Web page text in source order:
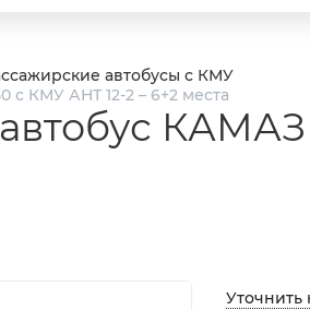
автобусы с КМУ
с КМУ АНТ 12-2 – 6+2 места
Уточнить